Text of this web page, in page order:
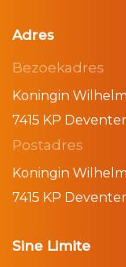
Adres
Bezoekadres
Koningin
7415 KP Deventer
Postadres
Koningin
7415 KP Deventer
Sine Limite